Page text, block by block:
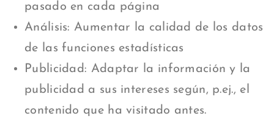
pasado en cada página
Análisis: Aumentar la calidad de los datos
de las funciones estadísticas
Publicidad: Adaptar la información y la
publicidad a sus intereses según, p.ej., el
contenido que ha visitado antes.